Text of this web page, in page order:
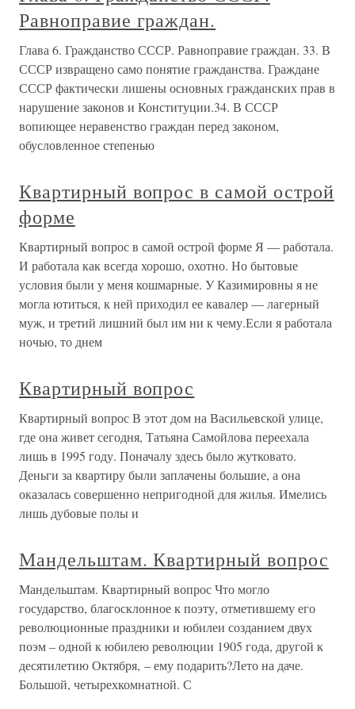
Равноправие граждан.
Глава 6. Гражданство СССР. Равноправие граждан. 33. В
СССР извращено само понятие гражданства. Граждане
СССР фактически лишены основных гражданских прав в
нарушение законов и Конституции.34. В СССР
вопиющее неравенство граждан перед законом,
обусловленное степенью
Квартирный вопрос в самой острой
форме
Квартирный вопрос в самой острой форме Я — работала.
И работала как всегда хорошо, охотно. Но бытовые
условия были у меня кошмарные. У Казимировны я не
могла ютиться, к ней приходил ее кавалер — лагерный
муж, и третий лишний был им ни к чему.Если я работала
ночью, то днем
Квартирный вопрос
Квартирный вопрос В этот дом на Васильевской улице,
где она живет сегодня, Татьяна Самойлова переехала
лишь в 1995 году. Поначалу здесь было жутковато.
Деньги за квартиру были заплачены большие, а она
оказалась совершенно непригодной для жилья. Имелись
лишь дубовые полы и
Мандельштам. Квартирный вопрос
Мандельштам. Квартирный вопрос Что могло
государство, благосклонное к поэту, отметившему его
революционные праздники и юбилеи созданием двух
поэм – одной к юбилею революции 1905 года, другой к
десятилетию Октября, – ему подарить?Лето на даче.
Большой, четырехкомнатной. С